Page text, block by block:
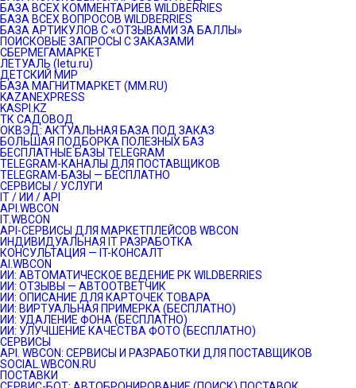
БАЗА ВСЕХ КОММЕНТАРИЕВ WILDBERRIES
БАЗА ВСЕХ ВОПРОСОВ WILDBERRIES
БАЗА АРТИКУЛОВ С «ОТЗЫВАМИ ЗА БАЛЛЫ»
ПОИСКОВЫЕ ЗАПРОСЫ С ЗАКАЗАМИ
СБЕРМЕГАМАРКЕТ
ЛЕТУАЛЬ (letu.ru)
ДЕТСКИЙ МИР
БАЗА МАГНИТМАРКЕТ (MM.RU)
KAZANEXPRESS
KASPI.KZ
ТК САДОВОД
ОКВЭД: АКТУАЛЬНАЯ БАЗА ПОД ЗАКАЗ
БОЛЬШАЯ ПОДБОРКА ПОЛЕЗНЫХ БАЗ
БЕСПЛАТНЫЕ БАЗЫ TELEGRAM
TELEGRAM-КАНАЛЫ ДЛЯ ПОСТАВЩИКОВ
TELEGRAM-БАЗЫ — БЕСПЛАТНО
СЕРВИСЫ / УСЛУГИ
IT / ИИ / API
API.WBCON
IT.WBCON
API-СЕРВИСЫ ДЛЯ МАРКЕТПЛЕЙСОВ WBCON
ИНДИВИДУАЛЬНАЯ IT РАЗРАБОТКА
КОНСУЛЬТАЦИЯ — IT-КОНСАЛТ
AI.WBCON
ИИ: АВТОМАТИЧЕСКОЕ ВЕДЕНИЕ РК WILDBERRIES
ИИ: ОТЗЫВЫ — АВТООТВЕТЧИК
ИИ: ОПИСАНИЕ ДЛЯ КАРТОЧЕК ТОВАРА
ИИ: ВИРТУАЛЬНАЯ ПРИМЕРКА (БЕСПЛАТНО)
ИИ: УДАЛЕНИЕ ФОНА (БЕСПЛАТНО)
ИИ: УЛУЧШЕНИЕ КАЧЕСТВА ФОТО (БЕСПЛАТНО)
СЕРВИСЫ
API. WBCON: СЕРВИСЫ И РАЗРАБОТКИ ДЛЯ ПОСТАВЩИКОВ
SOCIAL.WBCON.RU
ПОСТАВКИ